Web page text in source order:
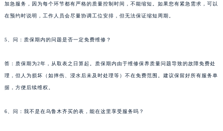
加急服务，因为每个环节都有严格的质量控制时间，不能缩短。如果您有紧急需求，可以
在预约时说明，工作人员会尽量协调工位安排，但无法保证缩短周期。
5、问：质保期内的问题是否一定免费维修？
答：质保期为2年，从取表之日算起。质保期内由于维修保养质量问题导致的故障免费处
理，但人为损坏（如摔伤、浸水后未及时处理等）不在免费范围。建议保留好所有服务单
据，方便后续维权。
6、问：我不是在乌鲁木齐买的表，能在这里享受服务吗？